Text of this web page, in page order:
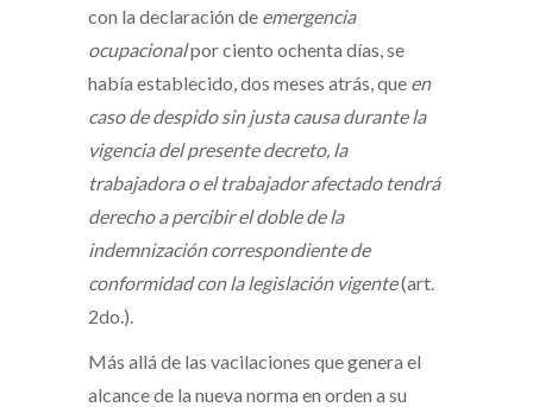
con la declaración de emergencia
ocupacionalpor ciento ochenta días, se
había establecido, dos meses atrás, que en
caso de despido sin justa causa durante la
vigencia del presente decreto, la
trabajadora o el trabajador afectado tendrá
derecho a percibir el doble de la
indemnización correspondiente de
conformidad con la legislación vigente(art.
2do.).
Más allá de las vacilaciones que genera el
alcance de la nueva norma en orden a su